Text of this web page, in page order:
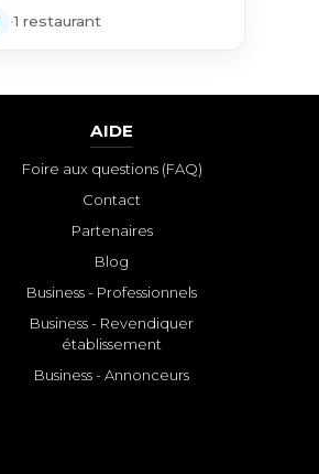
•1 restaurant
AIDE
Foire aux questions (FAQ)
Contact
Partenaires
Blog
Business - Professionnels
Business - Revendiquer
établissement
Business - Annonceurs